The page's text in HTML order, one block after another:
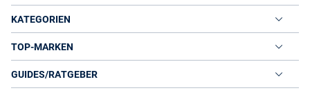
KATEGORIEN
TOP-MARKEN
GUIDES/RATGEBER